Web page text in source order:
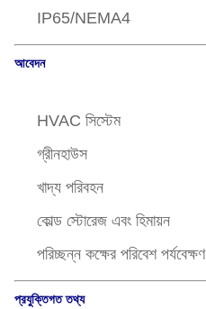
IP65/NEMA4
আবেদন
HVAC সিস্টেম
গ্রীনহাউস
খাদ্য পরিবহন
কোল্ড স্টোরেজ এবং হিমায়ন
পরিচ্ছন্ন কক্ষের পরিবেশ পর্যবেক্ষণ
প্রযুক্তিগত তথ্য